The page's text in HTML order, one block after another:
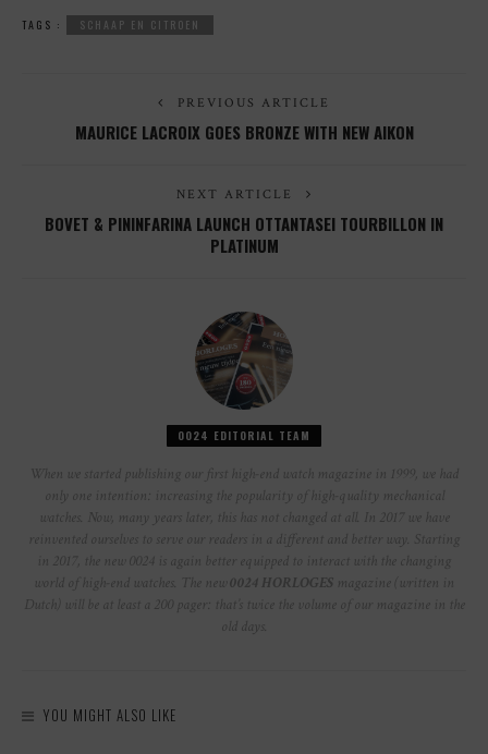
TAGS : SCHAAP EN CITROEN
PREVIOUS ARTICLE
MAURICE LACROIX GOES BRONZE WITH NEW AIKON
NEXT ARTICLE
BOVET & PININFARINA LAUNCH OTTANTASEI TOURBILLON IN
PLATINUM
0024 EDITORIAL TEAM
When we started publishing our first high-end watch magazine in 1999, we had
only one intention: increasing the popularity of high-quality mechanical
watches. Now, many years later, this has not changed at all. In 2017 we have
reinvented ourselves to serve our readers in a different and better way. Starting
in 2017, the new 0024 is again better equipped to interact with the changing
world of high-end watches. The new 0024 HORLOGES magazine (written in
Dutch) will be at least a 200 pager: that’s twice the volume of our magazine in the
old days.
YOU MIGHT ALSO LIKE